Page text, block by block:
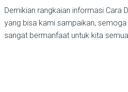
Demikian rangkaian informasi Cara
yang bisa kami sampaikan,
sangat bermanfaat untuk kita